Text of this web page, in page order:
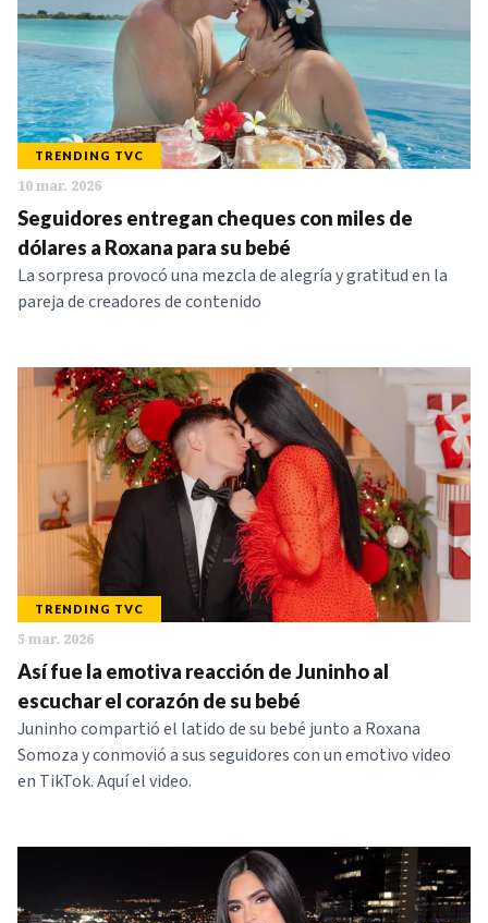
TRENDING TVC
10 mar. 2026
Seguidores entregan cheques con miles de
dólares a Roxana para su bebé
La sorpresa provocó una mezcla de alegría y gratitud en la
pareja de creadores de contenido
TRENDING TVC
5 mar. 2026
Así fue la emotiva reacción de Juninho al
escuchar el corazón de su bebé
Juninho compartió el latido de su bebé junto a Roxana
Somoza y conmovió a sus seguidores con un emotivo video
en TikTok. Aquí el video.